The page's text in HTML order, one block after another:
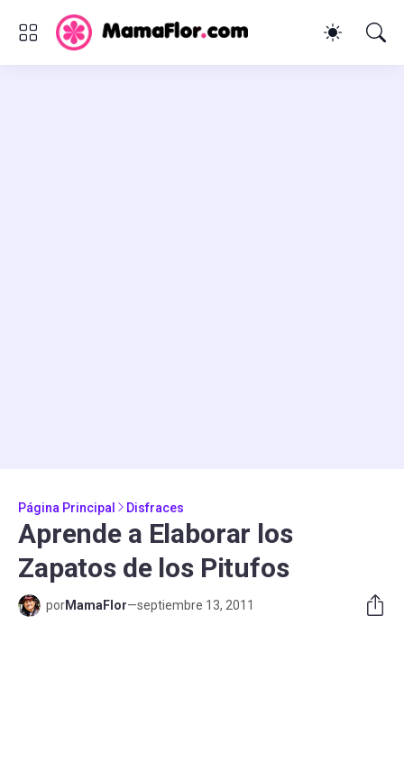
Página Principal Disfraces
Aprende a Elaborar los
Zapatos de los Pitufos
porMamaFlor—septiembre 13, 2011